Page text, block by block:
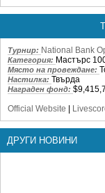
Турнир: National Bank
Категория: Мастърс
Място на провеждане:
Настилка: Твърда
Награден фонд:
Official Website
ДРУГИ НОВИНИ